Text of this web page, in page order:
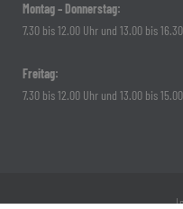
Montag – Donnerstag:
7.30 bis 12.00 Uhr und 13.00 bis
Freitag:
7.30 bis 12.00 Uhr und 13.00 bis